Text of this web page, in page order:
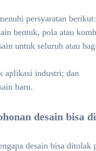
persyaratan berikut:
bentuk, pola atau
untuk seluruh atau
aplikasi industri; dan
baru.
desain bisa
desain bisa